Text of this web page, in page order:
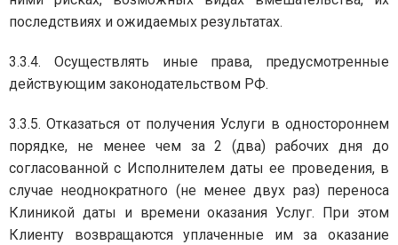
последствиях и ожидаемых результатах.
3.3.4. Осуществлять иные права, предусмотренные
действующим законодательством РФ.
3.3.5. Отказаться от получения Услуги в одностороннем
порядке, не менее чем за 2 (два) рабочих дня до
согласованной с Исполнителем даты ее проведения, в
случае неоднократного (не менее двух раз) переноса
Клиникой даты и времени оказания Услуг. При этом
Клиенту возвращаются уплаченные им за оказание